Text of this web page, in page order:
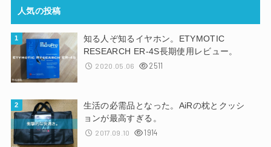
人気の投稿
知る人ぞ知るイヤホン。ETYMOTIC
RESEARCH ER-4S長期使用レビュー。
2020.05.06 2511
生活の必需品となった。AiRの枕とクッシ
ョンが最高すぎる。
2017.09.10 1914